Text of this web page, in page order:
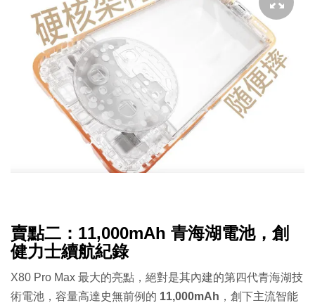
賣點二：11,000mAh 青海湖電池，創
健力士續航紀錄
X80 Pro Max 最大的亮點，絕對是其內建的第四代青海湖技
術電池，容量高達史無前例的 11,000mAh ，創下主流智能